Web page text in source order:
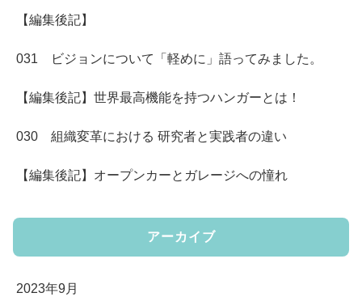
【編集後記】
031 ビジョンについて「軽めに」語ってみました。
【編集後記】世界最高機能を持つハンガーとは！
030 組織変革における 研究者と実践者の違い
【編集後記】オープンカーとガレージへの憧れ
アーカイブ
2023年9月